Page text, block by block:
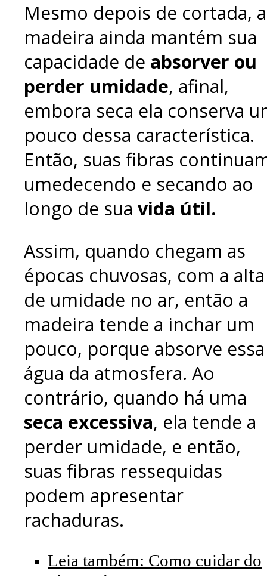
Mesmo depois de cortada, a
madeira ainda mantém sua
capacidade de absorver ou
perder umidade, afinal,
embora seca ela conserva
pouco dessa característica.
Então, suas fibras
umedecendo e secando ao
longo de sua vida útil.
Assim, quando chegam as
épocas chuvosas, com a alta
de umidade no ar, então a
madeira tende a inchar um
pouco, porque absorve essa
água da atmosfera. Ao
contrário, quando há uma
seca excessiva, ela tende a
perder umidade, e então,
suas fibras ressequidas
podem apresentar
rachaduras.
Leia também: Como cuidar do